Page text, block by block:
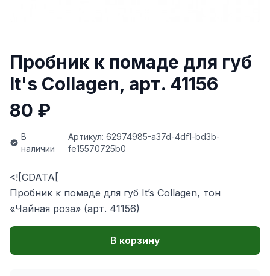
Пробник к помаде для губ
It's Collagen, арт. 41156
80 ₽
В
наличии
Артикул: 62974985-a37d-4df1-bd3b-
fe15570725b0
<![CDATA[
Пробник к помаде для губ It’s Collagen, тон
«Чайная роза» (арт. 41156)
В корзину